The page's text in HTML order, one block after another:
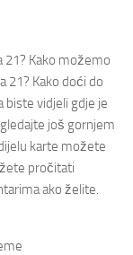
21? Kako možemo
21? Kako doći do
biste vidjeli gdje je
još gornjem
karte možete
pročitati
ako želite.